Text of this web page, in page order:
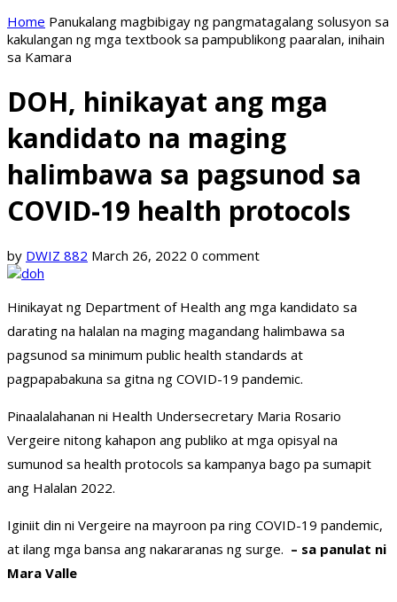
Home Panukalang magbibigay ng pangmatagalang solusyon sa
kakulangan ng mga textbook sa pampublikong paaralan, inihain
sa Kamara
DOH, hinikayat ang mga
kandidato na maging
halimbawa sa pagsunod sa
COVID-19 health protocols
by DWIZ 882 March 26, 2022 0 comment
Hinikayat ng Department of Health ang mga kandidato sa
darating na halalan na maging magandang halimbawa sa
pagsunod sa minimum public health standards at
pagpapabakuna sa gitna ng COVID-19 pandemic.
Pinaalalahanan ni Health Undersecretary Maria Rosario
Vergeire nitong kahapon ang publiko at mga opisyal na
sumunod sa health protocols sa kampanya bago pa sumapit
ang Halalan 2022.
Iginiit din ni Vergeire na mayroon pa ring COVID-19 pandemic,
at ilang mga bansa ang nakararanas ng surge. – sa panulat ni
Mara Valle